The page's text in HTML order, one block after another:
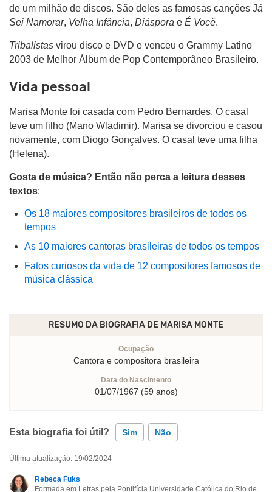
de um milhão de discos. São deles as famosas canções Já
Sei Namorar, Velha Infância, Diáspora e É Você.
Tribalistas virou disco e DVD e venceu o Grammy Latino
2003 de Melhor Álbum de Pop Contemporâneo Brasileiro.
Vida pessoal
Marisa Monte foi casada com Pedro Bernardes. O casal
teve um filho (Mano Wladimir). Marisa se divorciou e casou
novamente, com Diogo Gonçalves. O casal teve uma filha
(Helena).
Gosta de música? Então não perca a leitura desses
textos:
Os 18 maiores compositores brasileiros de todos os
tempos
As 10 maiores cantoras brasileiras de todos os tempos
Fatos curiosos da vida de 12 compositores famosos de
música clássica
RESUMO DA BIOGRAFIA DE MARISA MONTE
Ocupação
Cantora e compositora brasileira
Data do Nascimento
01/07/1967 (59 anos)
Esta biografia foi útil? Sim Não
Última atualização: 19/02/2024
Rebeca Fuks
Formada em Letras pela Pontifícia Universidade Católica do Rio de